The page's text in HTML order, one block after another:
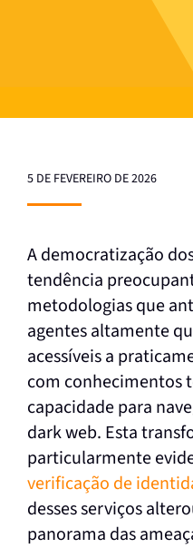
5 DE FEVEREIRO DE 2026
A democratização
tendência
metodologias que
agentes altamente
acessíveis a
com conhecimentos
capacidade para
dark web. Esta
particularmente
verificação de
desses serviços
panorama das